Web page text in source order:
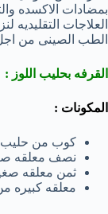
بمضادات الاكسده
العلاجات التقليديه
الطب الصينى من
القرفه بحليب اللوز :
المكونات :
كوب من حليب
نصف معلقه
ثمن معلقه
معلقه كبيره